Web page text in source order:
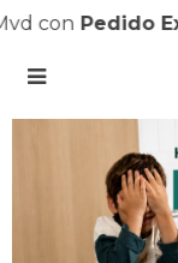
Pedido
